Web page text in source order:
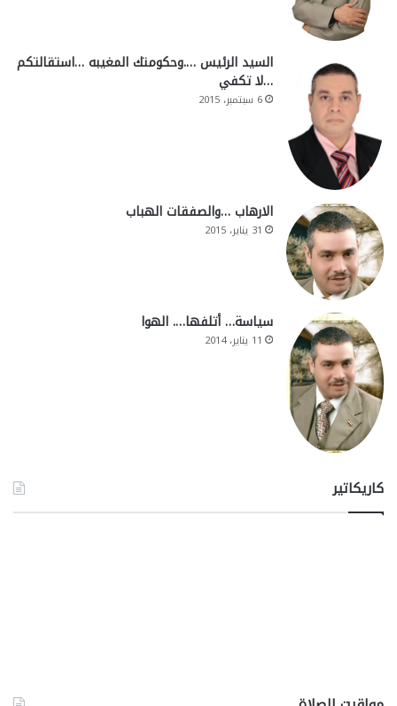
السيد الرئيس ….وحكومتك المغيبه …استقالتكم
…لا تكفي
6 سبتمبر، 2015
الارهاب …والصفقات الهباب
31 يناير، 2015
سياسة… أتلفها…. الهوا
11 يناير، 2014
كاريكاتير